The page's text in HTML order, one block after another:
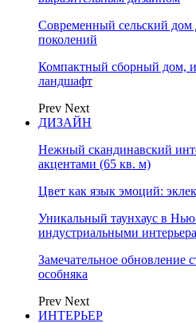
Современный сельский дом
поколений
Компактный сборный дом,
ландшафт
Prev Next
ДИЗАЙН
Нежный скандинавский
акцентами (65 кв. м)
Цвет как язык эмоций:
Уникальный таунхаус в
индустриальными
Замечательное обновление
особняка
Prev Next
ИНТЕРЬЕР